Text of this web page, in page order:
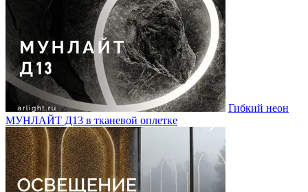
Гибкий неон
МУНЛАЙТ Д13 в тканевой оплетке